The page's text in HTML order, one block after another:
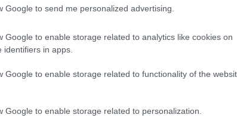
Google to send me personalized advertising.
Google to enable storage related to analytics like cookies on
identifiers in apps.
Google to enable storage related to functionality of the
Google to enable storage related to personalization.
από το Μπλόκο της Κοκκινιάς
) και
είναι τα πρώτα στέκια που θα σου τη
τηλ.: 697 855 2512